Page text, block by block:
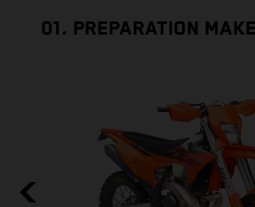
01. PREPARATION